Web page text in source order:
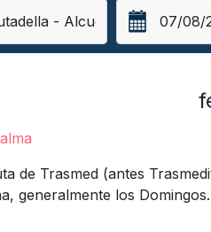
de Trasmed (antes
generalmente los